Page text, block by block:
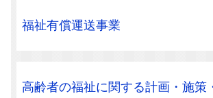
福祉有償運送事業
高齢者の福祉に関する計画・施策